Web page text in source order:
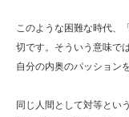
このような困難な時代、
切です。そういう意味で
自分の内奥のパッション
同じ人間として対等とい